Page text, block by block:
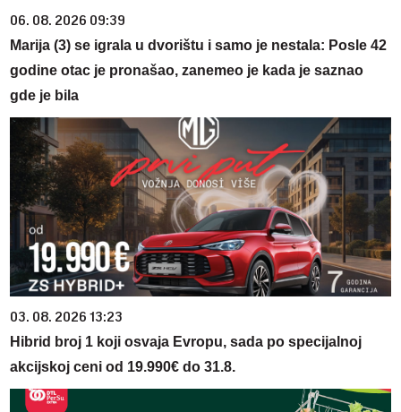
06. 08. 2026 09:39
Marija (3) se igrala u dvorištu i samo je nestala: Posle 42
godine otac je pronašao, zanemeo je kada je saznao
gde je bila
03. 08. 2026 13:23
Hibrid broj 1 koji osvaja Evropu, sada po specijalnoj
akcijskoj ceni od 19.990€ do 31.8.